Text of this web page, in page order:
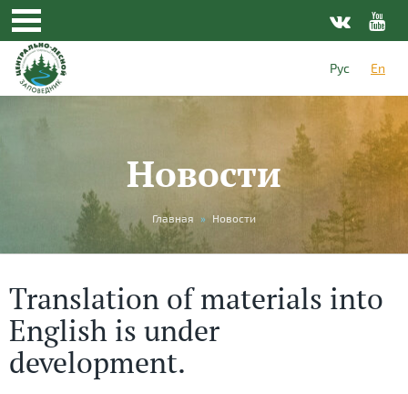
Рус En
Новости
are
here
Главная » Новости
Translation of materials into
English is under
development.